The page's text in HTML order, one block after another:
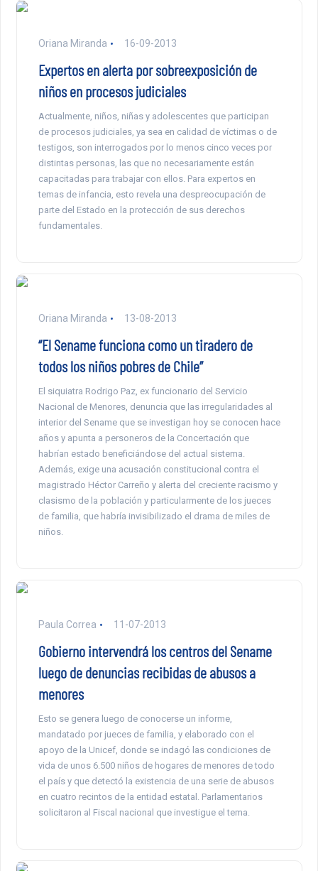
Oriana Miranda 16-09-2013
Expertos en alerta por sobreexposición de
niños en procesos judiciales
Actualmente, niños, niñas y adolescentes que participan
de procesos judiciales, ya sea en calidad de víctimas o de
testigos, son interrogados por lo menos cinco veces por
distintas personas, las que no necesariamente están
capacitadas para trabajar con ellos. Para expertos en
temas de infancia, esto revela una despreocupación de
parte del Estado en la protección de sus derechos
fundamentales.
Oriana Miranda 13-08-2013
“El Sename funciona como un tiradero de
todos los niños pobres de Chile”
El siquiatra Rodrigo Paz, ex funcionario del Servicio
Nacional de Menores, denuncia que las irregularidades al
interior del Sename que se investigan hoy se conocen hace
años y apunta a personeros de la Concertación que
habrían estado beneficiándose del actual sistema.
Además, exige una acusación constitucional contra el
magistrado Héctor Carreño y alerta del creciente racismo y
clasismo de la población y particularmente de los jueces
de familia, que habría invisibilizado el drama de miles de
niños.
Paula Correa 11-07-2013
Gobierno intervendrá los centros del Sename
luego de denuncias recibidas de abusos a
menores
Esto se genera luego de conocerse un informe,
mandatado por jueces de familia, y elaborado con el
apoyo de la Unicef, donde se indagó las condiciones de
vida de unos 6.500 niños de hogares de menores de todo
el país y que detectó la existencia de una serie de abusos
en cuatro recintos de la entidad estatal. Parlamentarios
solicitaron al Fiscal nacional que investigue el tema.